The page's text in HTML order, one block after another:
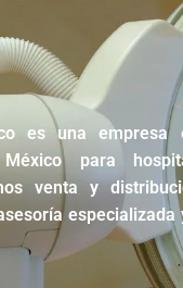
es una empresa
para
venta y
especializada